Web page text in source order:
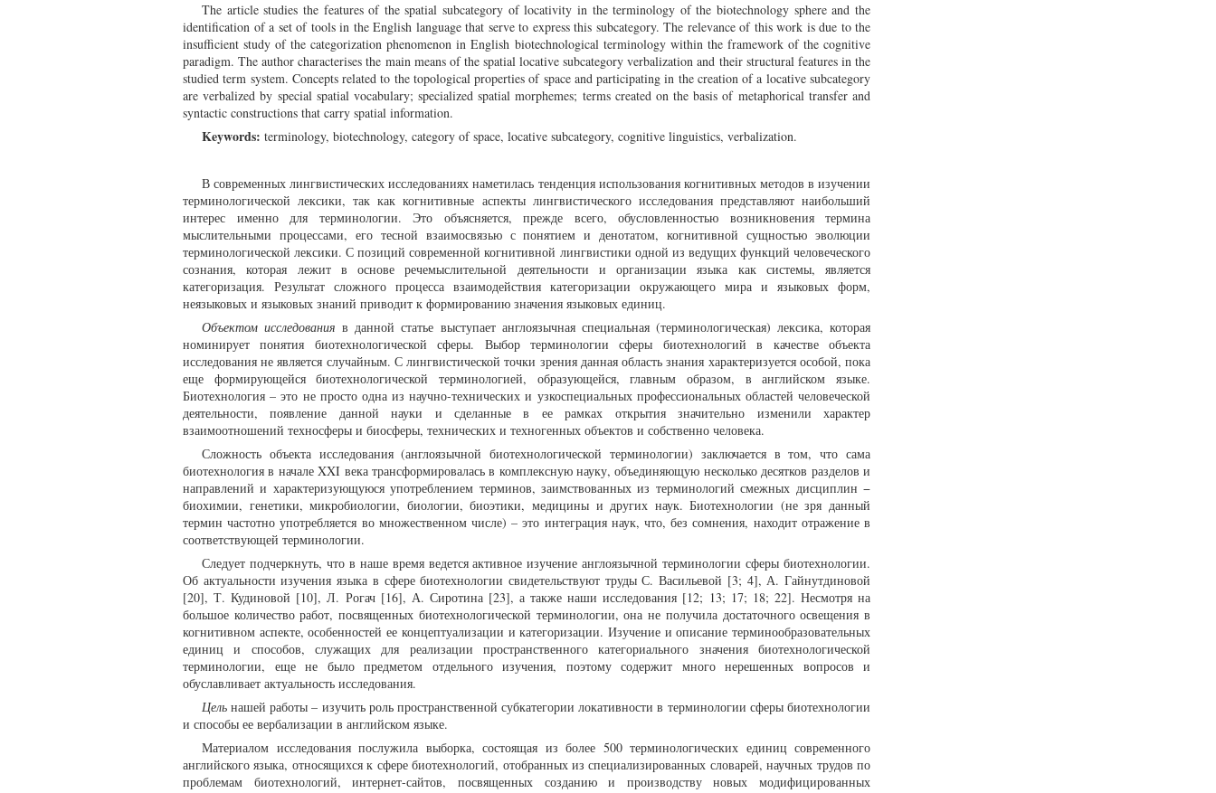
The article studies the features of the spatial subcategory of locativity in the terminology of the biotechnology sphere and the
identification of a set of tools in the English language that serve to express this subcategory. The relevance of this work is due to the
insufficient study of the categorization phenomenon in English biotechnological terminology within the framework of the cognitive
paradigm. The author characterises the main means of the spatial locative subcategory verbalization and their structural features in the
studied term system. Concepts related to the topological properties of space and participating in the creation of a locative subcategory
are verbalized by special spatial vocabulary; specialized spatial morphemes; terms created on the basis of metaphorical transfer and
syntactic constructions that carry spatial information.
Keywords: terminology, biotechnology, category of space, locative subcategory, cognitive linguistics, verbalization.
В современных лингвистических исследованиях наметилась тенденция использования когнитивных методов в изучении
терминологической лексики, так как когнитивные аспекты лингвистического исследования представляют наибольший
интерес именно для терминологии. Это объясняется, прежде всего, обусловленностью возникновения термина
мыслительными процессами, его тесной взаимосвязью с понятием и денотатом, когнитивной сущностью эволюции
терминологической лексики. С позиций современной когнитивной лингвистики одной из ведущих функций человеческого
сознания, которая лежит в основе речемыслительной деятельности и организации языка как системы, является
категоризация. Результат сложного процесса взаимодействия категоризации окружающего мира и языковых форм,
неязыковых и языковых знаний приводит к формированию значения языковых единиц.
Объектом исследования в данной статье выступает англоязычная специальная (терминологическая) лексика, которая
номинирует понятия биотехнологической сферы. Выбор терминологии сферы биотехнологий в качестве объекта
исследования не является случайным. С лингвистической точки зрения данная область знания характеризуется особой, пока
еще формирующейся биотехнологической терминологией, образующейся, главным образом, в английском языке.
Биотехнология – это не просто одна из научно-технических и узкоспециальных профессиональных областей человеческой
деятельности, появление данной науки и сделанные в ее рамках открытия значительно изменили характер
взаимоотношений техносферы и биосферы, технических и техногенных объектов и собственно человека.
Сложность объекта исследования (англоязычной биотехнологической терминологии) заключается в том, что сама
биотехнология в начале XXI века трансформировалась в комплексную науку, объединяющую несколько десятков разделов и
направлений и характеризующуюся употреблением терминов, заимствованных из терминологий смежных дисциплин −
биохимии, генетики, микробиологии, биологии, биоэтики, медицины и других наук. Биотехнологии (не зря данный
термин частотно употребляется во множественном числе) – это интеграция наук, что, без сомнения, находит отражение в
соответствующей терминологии.
Следует подчеркнуть, что в наше время ведется активное изучение англоязычной терминологии сферы биотехнологии.
Об актуальности изучения языка в сфере биотехнологии свидетельствуют труды С. Васильевой [3; 4], А. Гайнутдиновой
[20], Т. Кудиновой [10], Л. Рогач [16], А. Сиротина [23], а также наши исследования [12; 13; 17; 18; 22]. Несмотря на
большое количество работ, посвященных биотехнологической терминологии, она не получила достаточного освещения в
когнитивном аспекте, особенностей ее концептуализации и категоризации. Изучение и описание терминообразовательных
единиц и способов, служащих для реализации пространственного категориального значения биотехнологической
терминологии, еще не было предметом отдельного изучения, поэтому содержит много нерешенных вопросов и
обуславливает актуальность исследования.
Цель нашей работы – изучить роль пространственной субкатегории локативности в терминологии сферы биотехнологии
и способы ее вербализации в английском языке.
Материалом исследования послужила выборка, состоящая из более 500 терминологических единиц современного
английского языка, относящихся к сфере биотехнологий, отобранных из специализированных словарей, научных трудов по
проблемам биотехнологий, интернет-сайтов, посвященных созданию и производству новых модифицированных